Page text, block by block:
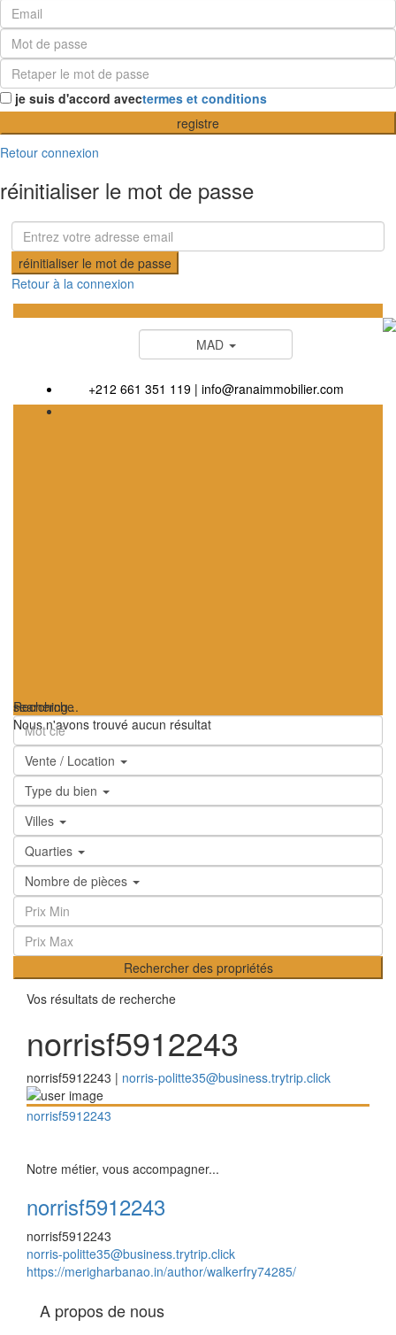
je suis d'accord avectermes et conditions
registre
Retour connexion
réinitialiser le mot de passe
réinitialiser le mot de passe
Retour à la connexion
MAD
+212 661 351 119| info@ranaimmobilier.com
searching...
Nous n'avons trouvé aucun résultat
Recherche
Vente / Location
Type du bien
Villes
Quarties
Nombre de pièces
Rechercher des propriétés
Vos résultats de recherche
norrisf5912243
norrisf5912243 | norris-politte35@business.trytrip.click
norrisf5912243
Notre métier, vous accompagner...
norrisf5912243
norrisf5912243
norris-politte35@business.trytrip.click
https://merigharbanao.in/author/walkerfry74285/
A propos de nous